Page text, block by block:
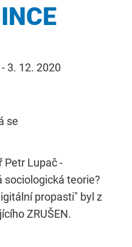
3. 12. 2020
se
Petr Lupač -
teorie?
propasti" byl z
ZRUŠEN.